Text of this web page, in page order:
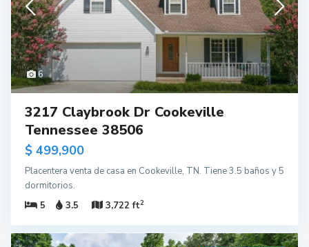
6
3217 Claybrook Dr Cookeville
Tennessee 38506
$ 499,900
Placentera venta de casa en Cookeville, TN. Tiene 3.5 baños y 5
dormitorios.
5
3.5 3,722 ft2